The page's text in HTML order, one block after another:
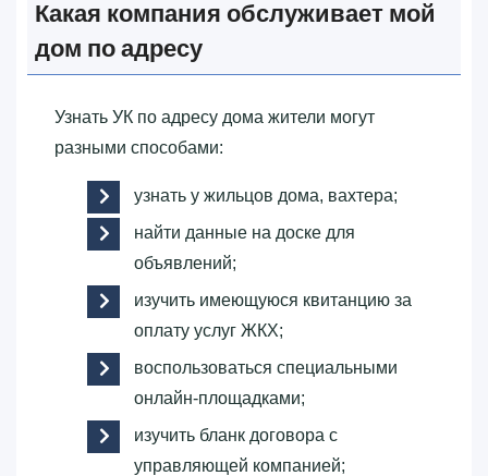
Какая компания обслуживает мой
дом по адресу
Узнать УК по адресу дома жители могут
разными способами:
узнать у жильцов дома, вахтера;
найти данные на доске для
объявлений;
изучить имеющуюся квитанцию за
оплату услуг ЖКХ;
воспользоваться специальными
онлайн-площадками;
изучить бланк договора с
управляющей компанией;